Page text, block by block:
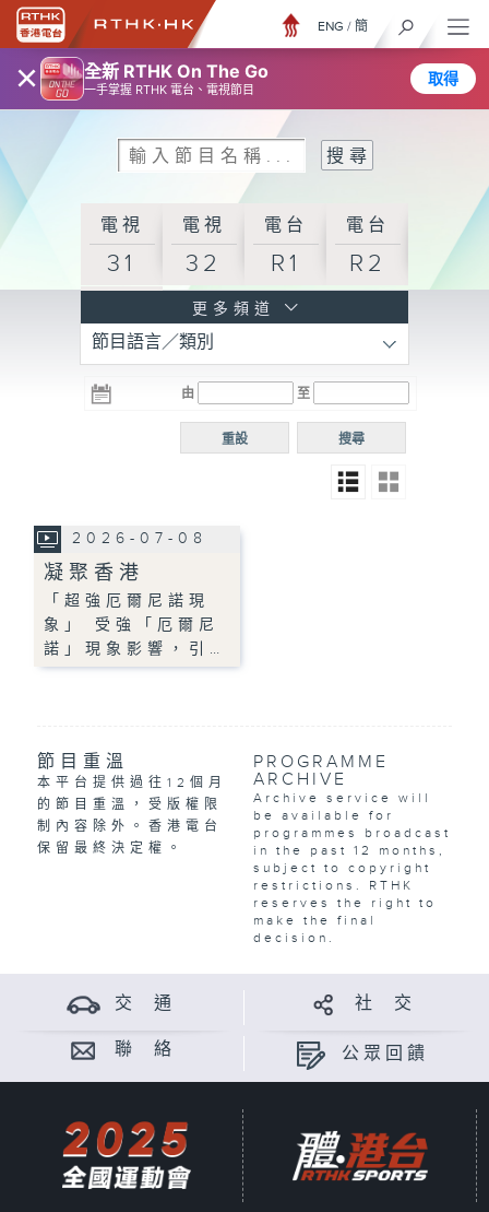
× 全新 RTHK On The Go
一手掌握 RTHK 電台、電視節目
取得
ENG / 簡
電視
31
電視
32
電台
R1
電台
R2
R3
電台 電台
R5
電台
普通
更多頻道
節目語言／類別
由 至
搜尋
重設
2026-07-08
凝聚香港
「超強厄爾尼諾現
象」 受強「厄爾尼
諾」現象影響，引…
節目重溫
本平台提供過往12個月
的節目重溫，受版權限
制內容除外。香港電台
保留最終決定權。
PROGRAMME
ARCHIVE
Archive service will
be available for
programmes broadcast
in the past 12 months,
subject to copyright
restrictions. RTHK
reserves the right to
make the final
decision.
交 通 社 交
聯 絡 公眾回饋